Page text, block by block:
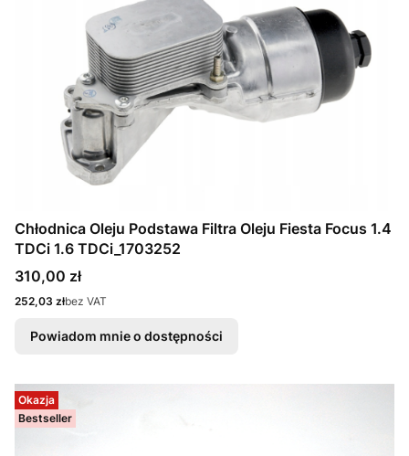
Chłodnica Oleju Podstawa Filtra Oleju Fiesta Focus 1.4
TDCi 1.6 TDCi_1703252
Cena
310,00 zł
Cena
252,03 złbez VAT
Powiadom mnie o dostępności
Okazja
Bestseller